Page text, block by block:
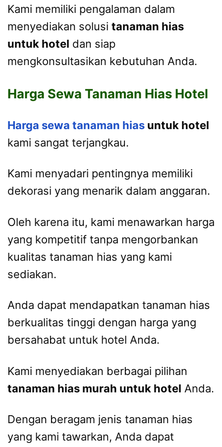
Kami memiliki pengalaman dalam
menyediakan solusi tanaman hias
untuk hotel dan siap
mengkonsultasikan kebutuhan Anda.
Harga Sewa Tanaman Hias Hotel
Harga sewa tanaman hias untuk hotel
kami sangat terjangkau.
Kami menyadari pentingnya memiliki
dekorasi yang menarik dalam anggaran.
Oleh karena itu, kami menawarkan harga
yang kompetitif tanpa mengorbankan
kualitas tanaman hias yang kami
sediakan.
Anda dapat mendapatkan tanaman hias
berkualitas tinggi dengan harga yang
bersahabat untuk hotel Anda.
Kami menyediakan berbagai pilihan
tanaman hias murah untuk hotel Anda.
Dengan beragam jenis tanaman hias
yang kami tawarkan, Anda dapat